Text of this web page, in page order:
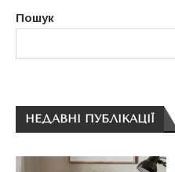
Пошук
НЕДАВНІ ПУБЛІКАЦІЇ